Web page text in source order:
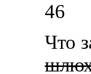
46
Что